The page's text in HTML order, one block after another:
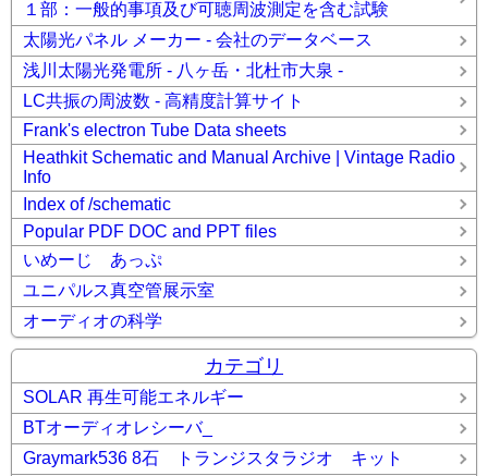
１部：一般的事項及び可聴周波測定を含む試験
太陽光パネル メーカー - 会社のデータベース
浅川太陽光発電所 - 八ヶ岳・北杜市大泉 -
LC共振の周波数 - 高精度計算サイト
Frank's electron Tube Data sheets
Heathkit Schematic and Manual Archive | Vintage Radio
Info
Index of /schematic
Popular PDF DOC and PPT files
いめーじ あっぷ
ユニパルス真空管展示室
オーディオの科学
カテゴリ
SOLAR 再生可能エネルギー
BTオーディオレシーバ_
Graymark536 8石 トランジスタラジオ キット